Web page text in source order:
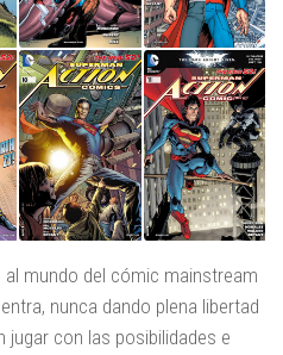
mundo del cómic mainstream
nunca dando plena libertad
jugar con las posibilidades e